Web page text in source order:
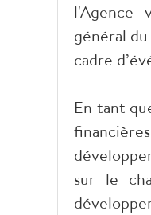
l'Agence
général
cadre
En tant
sur le